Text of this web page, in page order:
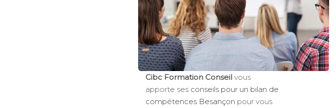
Cibc Formation Conseil vous
apporte ses conseils pour un bilan de
compétences Besançon pour vous